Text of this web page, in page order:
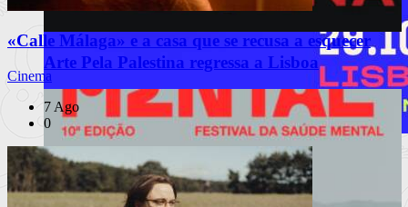
Arte Pela Palestina regressa a Lisboa
MEO Commedia A La Carte Fest
reforça cartaz com novos espetáculos
«Calle Málaga» e a casa que se recusa a esquecer
Cinema
7 Ago
0